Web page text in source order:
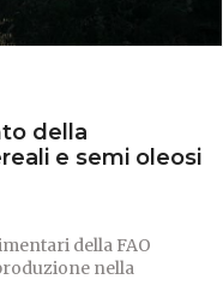
della
e semi oleosi
della FAO
nella